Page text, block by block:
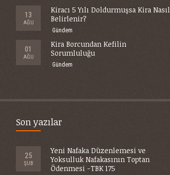
13
AĞU
Kiracı 5 Yılı Doldurmuşsa Kira Nasıl
Belirlenir?
Gündem
01
AĞU
Kira Borcundan Kefilin
Sorumluluğu
Gündem
Son yazılar
25
ŞUB
Yeni Nafaka Düzenlemesi ve
Yoksulluk Nafakasının Toptan
Ödenmesi -TBK 175